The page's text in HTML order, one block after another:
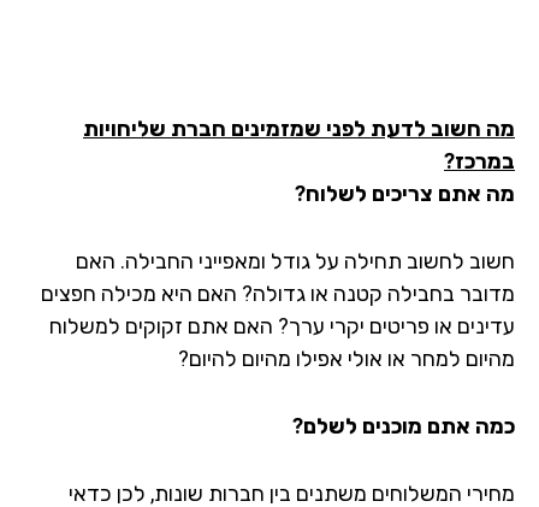
חשוב לדעת לפני שמזמינים חברת שליחויות
אתם צריכים לשלוח?
לחשוב תחילה על גודל ומאפייני החבילה. האם
בחבילה קטנה או גדולה? האם היא מכילה חפצים
או פריטים יקרי ערך? האם אתם זקוקים למשלוח
למחר או אולי אפילו מהיום להיום?
אתם מוכנים לשלם?
המשלוחים משתנים בין חברות שונות, לכן כדאי